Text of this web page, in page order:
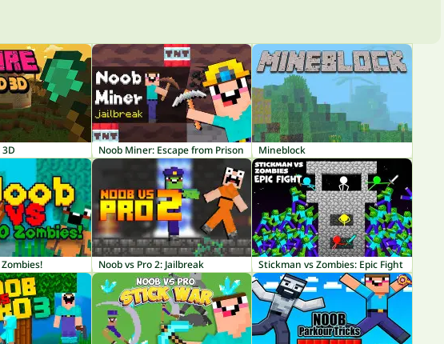
Noob Miner: Escape from Prison Mineblock
Noob vs Pro 2: Jailbreak Stickman vs Zombies: Epic Fight